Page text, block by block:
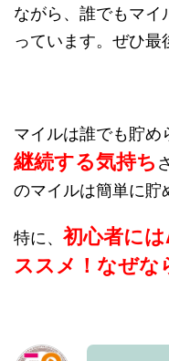
ながら、誰でもマイ
っています。ぜひ最
マイルは誰でも貯め
継続する気持ち
のマイルは簡単に貯
特に、 初心者に
ススメ！なぜな